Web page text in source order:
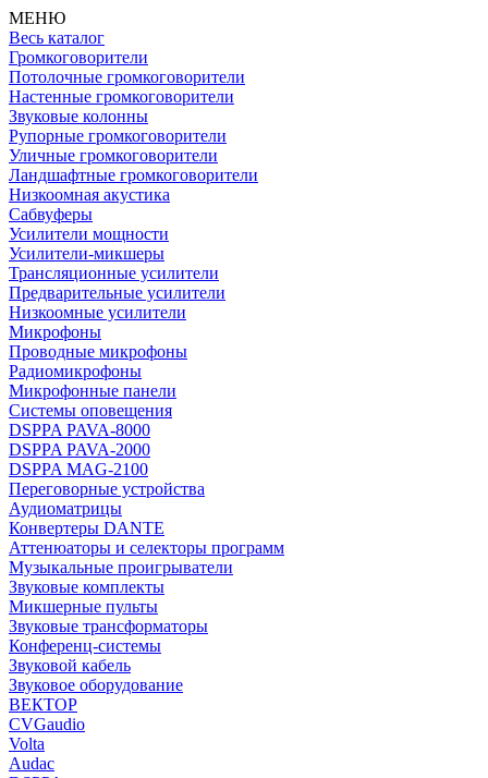
МЕНЮ
Весь каталог
Громкоговорители
Потолочные громкоговорители
Настенные громкоговорители
Звуковые колонны
Рупорные громкоговорители
Уличные громкоговорители
Ландшафтные громкоговорители
Низкоомная акустика
Сабвуферы
Усилители мощности
Усилители-микшеры
Трансляционные усилители
Предварительные усилители
Низкоомные усилители
Микрофоны
Проводные микрофоны
Радиомикрофоны
Микрофонные панели
Системы оповещения
DSPPA PAVA-8000
DSPPA PAVA-2000
DSPPA MAG-2100
Переговорные устройства
Аудиоматрицы
Конвертеры DANTE
Аттенюаторы и селекторы программ
Музыкальные проигрыватели
Звуковые комплекты
Микшерные пульты
Звуковые трансформаторы
Конференц-системы
Звуковой кабель
Звуковое оборудование
ВЕКТОР
CVGaudio
Volta
Audac